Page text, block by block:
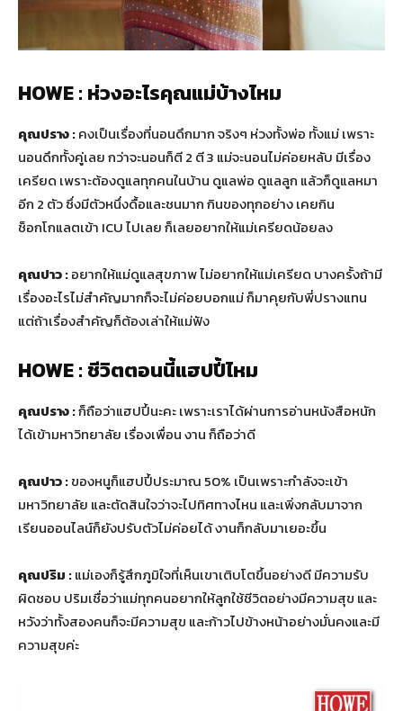
HOWE : ห่วงอะไรคุณแม่บ้างไหม
คุณปราง :คงเป็นเรื่องที่นอนดึกมาก จริงๆ ห่วงทั้งพ่อ ทั้งแม่ เพราะ
นอนดึกทั้งคู่เลย กว่าจะนอนก็ตี 2 ตี 3 แม่จะนอนไม่ค่อยหลับ มีเรื่อง
เครียด เพราะต้องดูแลทุกคนในบ้าน ดูแลพ่อ ดูแลลูก แล้วก็ดูแลหมา
อีก 2 ตัว ซึ่งมีตัวหนึ่งดื้อและชนมาก กินของทุกอย่าง เคยกิน
ช็อกโกแลตเข้า ICU ไปเลย ก็เลยอยากให้แม่เครียดน้อยลง
คุณปาว :อยากให้แม่ดูแลสุขภาพ ไม่อยากให้แม่เครียด บางครั้งถ้ามี
เรื่องอะไรไม่สำคัญมากก็จะไม่ค่อยบอกแม่ ก็มาคุยกับพี่ปรางแทน
แต่ถ้าเรื่องสำคัญก็ต้องเล่าให้แม่ฟัง
HOWE : ชีวิตตอนนี้แฮปปี้ไหม
คุณปราง :ก็ถือว่าแฮปปี้นะคะ เพราะเราได้ผ่านการอ่านหนังสือหนัก
ได้เข้ามหาวิทยาลัย เรื่องเพื่อน งาน ก็ถือว่าดี
คุณปาว :ของหนูก็แฮปปี้ประมาณ 50% เป็นเพราะกำลังจะเข้า
มหาวิทยาลัย และตัดสินใจว่าจะไปทิศทางไหน และเพิ่งกลับมาจาก
เรียนออนไลน์ก็ยังปรับตัวไม่ค่อยได้ งานก็กลับมาเยอะขึ้น
คุณปริม :แม่เองก็รู้สึกภูมิใจที่เห็นเขาเติบโตขึ้นอย่างดี มีความรับ
ผิดชอบ ปริมเชื่อว่าแม่ทุกคนอยากให้ลูกใช้ชีวิตอย่างมีความสุข และ
หวังว่าทั้งสองคนก็จะมีความสุข และก้าวไปข้างหน้าอย่างมั่นคงและมี
ความสุขค่ะ